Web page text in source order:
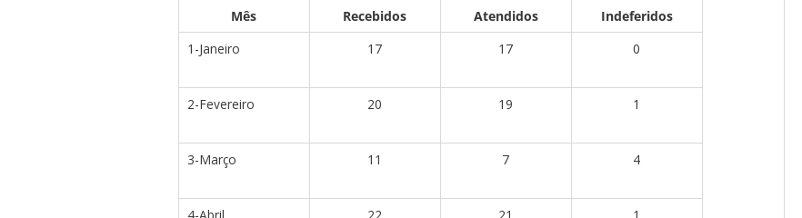
Mês Recebidos Atendidos
Indeferidos
1-Janeiro
17 17 0
2-Fevereiro 20 19 1
3-Março 11 7 4